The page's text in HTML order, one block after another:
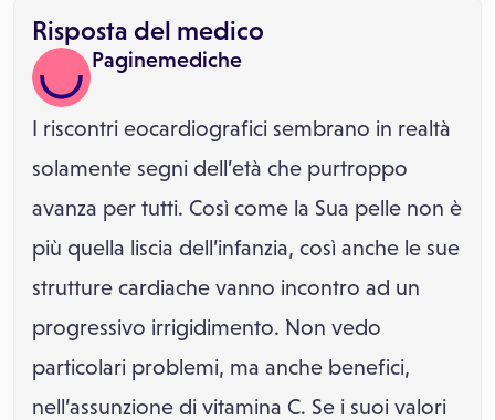
Risposta del medico
Paginemediche
I riscontri eocardiografici sembrano in realtà
solamente segni dell’età che purtroppo
avanza per tutti. Così come la Sua pelle non è
più quella liscia dell’infanzia, così anche le sue
strutture cardiache vanno incontro ad un
progressivo irrigidimento. Non vedo
particolari problemi, ma anche benefici,
nell’assunzione di vitamina C. Se i suoi valori